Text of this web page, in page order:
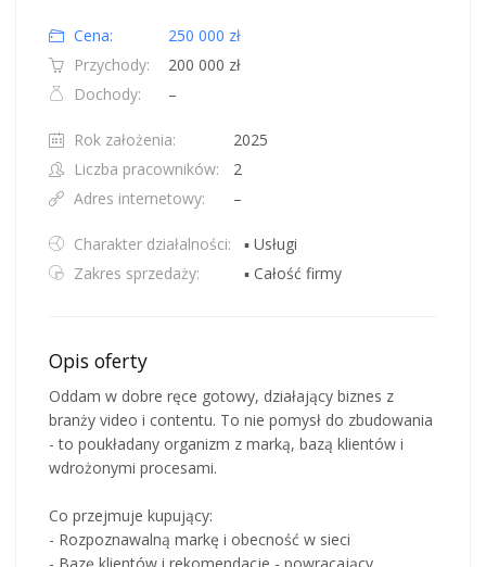
Cena:
250 000 zł
Przychody:
200 000 zł
Dochody:
–
Rok założenia:
2025
Liczba pracowników:
2
Adres internetowy:
–
Charakter działalności:
▪ Usługi
Zakres sprzedaży:
▪ Całość firmy
Opis oferty
Oddam w dobre ręce gotowy, działający biznes z
branży video i contentu. To nie pomysł do zbudowania
- to poukładany organizm z marką, bazą klientów i
wdrożonymi procesami.
Co przejmuje kupujący:
- Rozpoznawalną markę i obecność w sieci